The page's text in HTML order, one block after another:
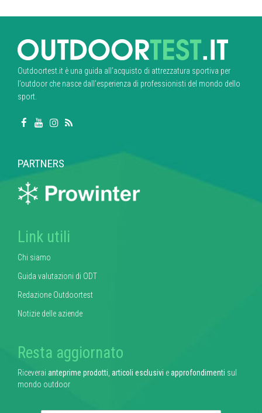
Outdoortest.it è una guida all’acquisto di attrezzatura sportiva per
l’outdoor che nasce dall’esperienza di professionisti del mondo dello
sport.
PARTNERS
Link utili
Chi siamo
Guida valutazioni di ODT
Redazione Outdoortest
Notizie delle aziende
Resta aggiornato
Riceverai anteprime prodotti articoli esclusivi eapprofondimenti sul
mondo outdoor